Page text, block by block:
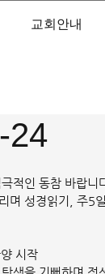
교회안내
24
적인 동참 바랍니
며 성경읽기, 주5
시작